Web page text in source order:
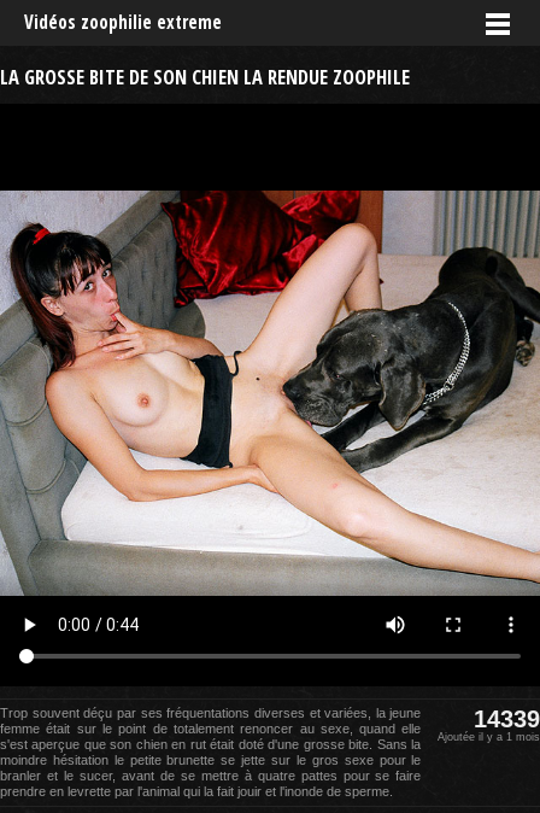
Vidéos zoophilie extreme
LA GROSSE BITE DE SON CHIEN LA RENDUE ZOOPHILE
Trop souvent déçu par ses fréquentations diverses et variées, la jeune
femme était sur le point de totalement renoncer au sexe, quand elle
s'est aperçue que son chien en rut était doté d'une grosse bite. Sans la
moindre hésitation le petite brunette se jette sur le gros sexe pour le
branler et le sucer, avant de se mettre à quatre pattes pour se faire
prendre en levrette par l'animal qui la fait jouir et l'inonde de sperme.
14339
Ajoutée il y a 1 mois